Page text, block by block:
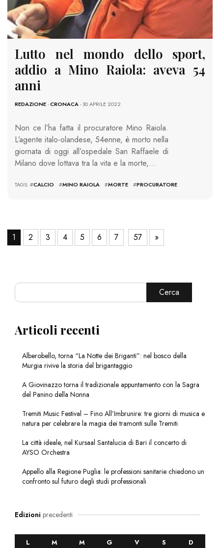
Lutto nel mondo dello sport,
addio a Mino Raiola: aveva 54
anni
REDAZIONE-CRONACA- 30 APRILE 2022
Non ce l’ha fatta il procuratore Mino Raiola.
L’agente italo-olandese, 54enne, è morto nella
giornata di oggi all’ospedale San Raffaele di
Milano dove lottava tra la vita e la morte,…
TAGS: #CALCIO #MINO RAIOLA #MORTE #PROCURATORE
1 2 3 4 5 6 7 57 »
Cerca
Articoli recenti
Alberobello, torna “La Notte dei Briganti”: nel bosco della
Murgia rivive la storia del brigantaggio
A Giovinazzo torna il tradizionale appuntamento con la Sagra
del Panino della Nonna
Tremiti Music Festival – Fino All’Imbrunire: tre giorni di musica e
natura per celebrare la magia dei tramonti sulle Tremiti
La città ideale, nel Kursaal Santalucia di Bari il concerto di
AYSO Orchestra
Appello alla Regione Puglia: le professioni sanitarie chiedono un
confronto sul futuro degli studi professionali
Edizioni precedenti
L M M G V S
D